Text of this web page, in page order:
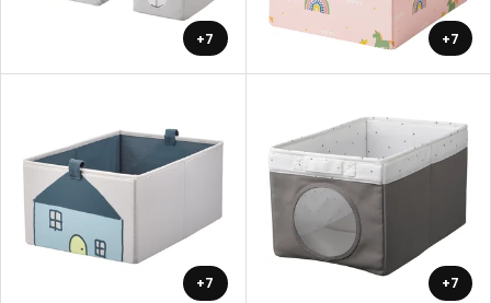
+7 +7
+7 +7